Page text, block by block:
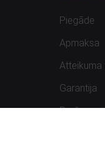
Piegāde
Apmaksa
Atteikuma
Garantija
Preču